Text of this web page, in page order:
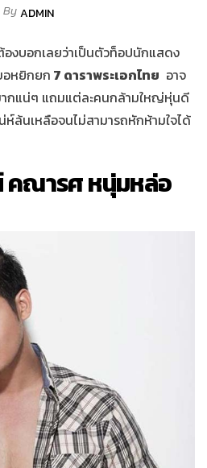
ByADMIN
งบอกเลยว่าเป็นตัวท็อปนักแสดง
อหยิกยก 7 ดาราพระเอกไทย อาจ
กแน่ๆ แถมแต่ละคนกล้ามใหญ่หุ่นดี
ล้นเหลือจนไม่สามารถหักห้ามใจได้
คณารศ หนุ่มหล่อ